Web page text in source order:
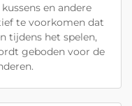
en andere
te voorkomen dat
tijdens het spelen,
geboden voor de